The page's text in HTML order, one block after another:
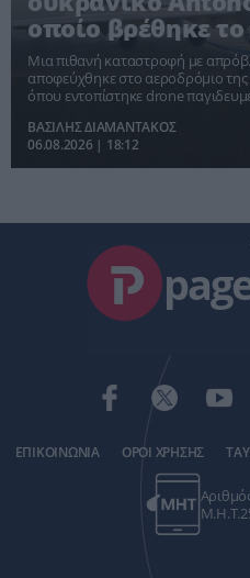
οποίο βρέθηκε
drone
Μια πιθανή καταστροφή με
αποφεύχθηκε στο αεροδρόμιο της
όπου εντοπίστηκε drone
ΒΑΣΙΛΗΣ ΔΙΑΜΑΝΤΑΚΟΣ
06.08.2026 | 18:12
ΕΠΙΚΟΙΝΩΝΙΑ ΟΡΟΙ ΧΡΗΣΗΣ